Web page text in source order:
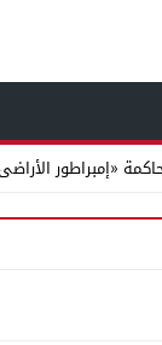
«إمبراطور
دينية سودانية